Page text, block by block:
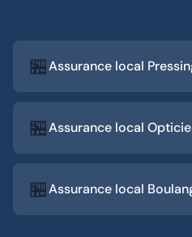
🏪Assurance local
🏪Assurance local
🏪Assurance local